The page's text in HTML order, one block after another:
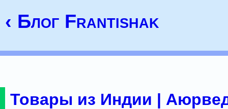
‹ Блог Frantishak
Товары из Индии |